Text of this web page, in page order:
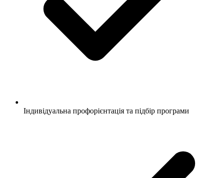
Індивідуальна профорієнтація та підбір програми